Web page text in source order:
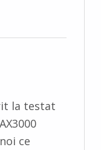
la testat
ce